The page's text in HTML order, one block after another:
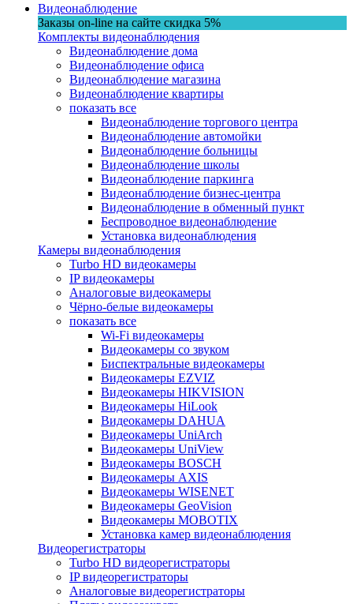
Видеонаблюдение
Заказы on-line на сaйте скидка 5%
Комплекты видеонаблюдения
Видеонаблюдение дома
Видеонаблюдение офиса
Видеонаблюдение магазина
Видеонаблюдение квартиры
показать все
Видеонаблюдение торгового центра
Видеонаблюдение автомойки
Видеонаблюдение больницы
Видеонаблюдение школы
Видеонаблюдение паркинга
Видеонаблюдение бизнес-центра
Видеонаблюдение в обменный пункт
Беспроводное видеонаблюдение
Установка видеонаблюдения
Камеры видеонаблюдения
Turbo HD видеокамеры
IP видеокамеры
Аналоговые видеокамеры
Чёрно-белые видеокамеры
показать все
Wi-Fi видеокамеры
Видеокамеры со звуком
Биспектральные видеокамеры
Видеокамеры EZVIZ
Видеокамеры HIKVISION
Видеокамеры HiLook
Видеокамеры DAHUA
Видеокамеры UniArch
Видеокамеры UniView
Видеокамеры BOSCH
Видеокамеры AXIS
Видеокамеры WISENET
Видеокамеры GeoVision
Видеокамеры MOBOTIX
Установка камер видеонаблюдения
Видеорегистраторы
Turbo HD видеорегистраторы
IP видеорегистраторы
Аналоговые видеорегистраторы